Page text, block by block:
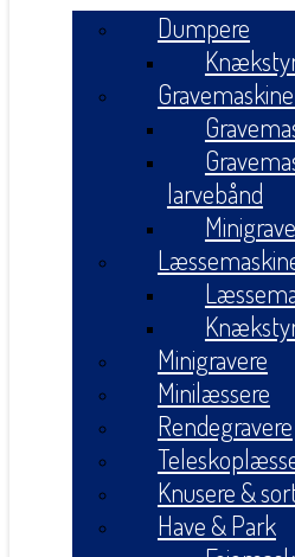
Dumpere
larvebånd
Minigravere
Minilæssere
Rendegravere
Knusere &
Have & Park